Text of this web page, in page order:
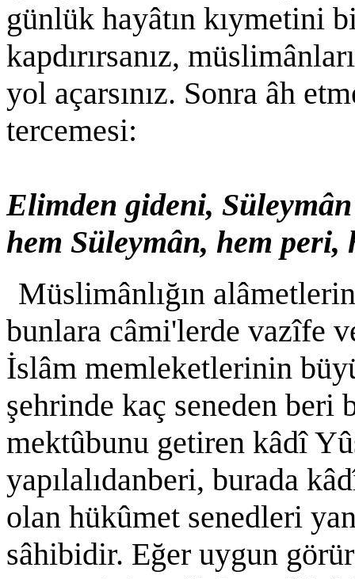
günlük hayâtın kıymetini
kapdırırsanız,
yol açarsınız. Sonra âh
tercemesi:
Elimden gideni, Süleymân
hem Süleymân, hem
Müslimânlığın
bunlara câmi'lerde vazîfe
İslâm memleketlerinin
şehrinde kaç seneden beri
mektûbunu getiren kâdî
yapılalıdanberi, burada
olan hükûmet senedleri
sâhibidir. Eğer uygun